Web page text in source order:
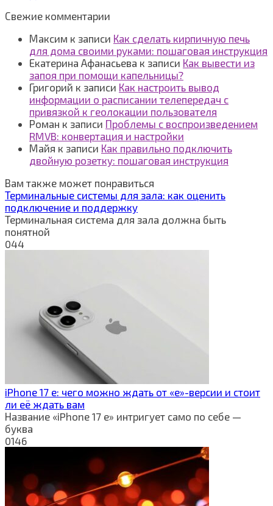
Свежие комментарии
Максим к записи Как сделать кирпичную печь
для дома своими руками: пошаговая инструкция
Екатерина Афанасьева к записи Как вывести из
запоя при помощи капельницы?
Григорий к записи Как настроить вывод
информации о расписании телепередач с
привязкой к геолокации пользователя
Роман к записи Проблемы с воспроизведением
RMVB: конвертация и настройки
Майя к записи Как правильно подключить
двойную розетку: пошаговая инструкция
Вам также может понравиться
Терминальные системы для зала: как оценить
подключение и поддержку
Терминальная система для зала должна быть
понятной
044
iPhone 17 e: чего можно ждать от «e»-версии и стоит
ли её ждать вам
Название «iPhone 17 e» интригует само по себе —
буква
0146